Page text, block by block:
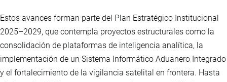
Estos avances forman parte del Plan Estratégico Institucional
2025–2029, que contempla proyectos estructurales como la
consolidación de plataformas de inteligencia analítica, la
implementación de un Sistema Informático Aduanero Integrado
y el fortalecimiento de la vigilancia satelital en frontera. Hasta